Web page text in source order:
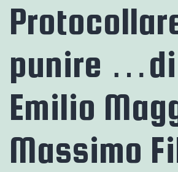
punire …di
Emilio
Massimo